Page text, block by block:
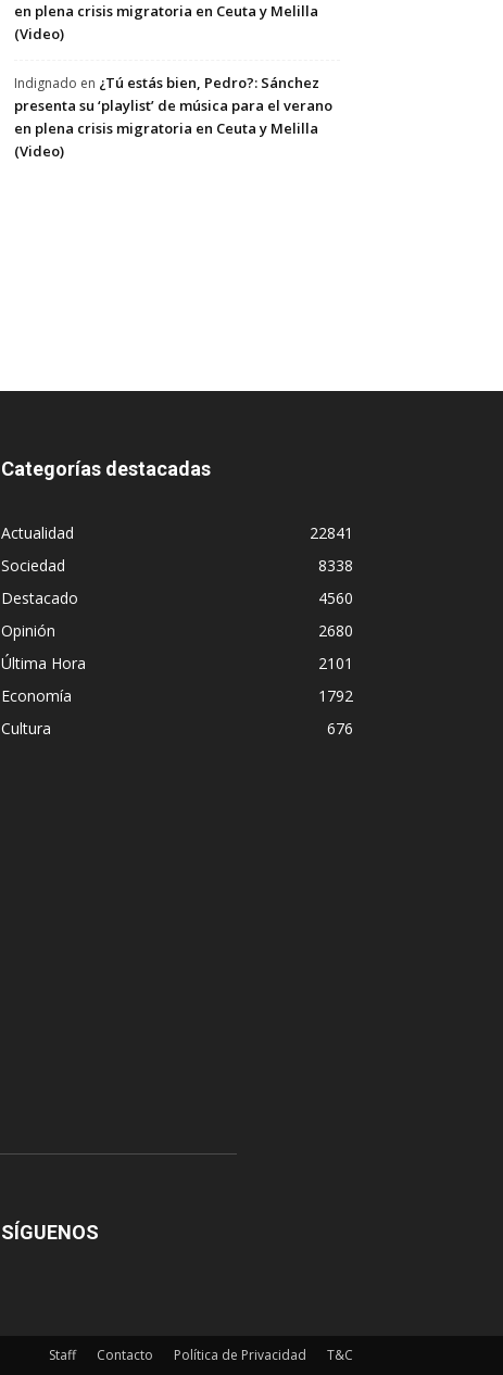
en plena crisis migratoria en Ceuta y Melilla
(Video)
Indignado en ¿Tú estás bien, Pedro?: Sánchez
presenta su ‘playlist’ de música para el verano
en plena crisis migratoria en Ceuta y Melilla
(Video)
Categorías destacadas
Actualidad
22841
Sociedad
8338
Destacado
4560
Opinión
2680
Última Hora
2101
Economía
1792
Cultura
676
SÍGUENOS
Staff Contacto Política de Privacidad T&C